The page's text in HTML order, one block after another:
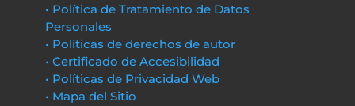
• Política de Tratamiento de Datos
Personales
• Políticas de derechos de autor
• Certificado de Accesibilidad
• Políticas de Privacidad Web
• Mapa del Sitio